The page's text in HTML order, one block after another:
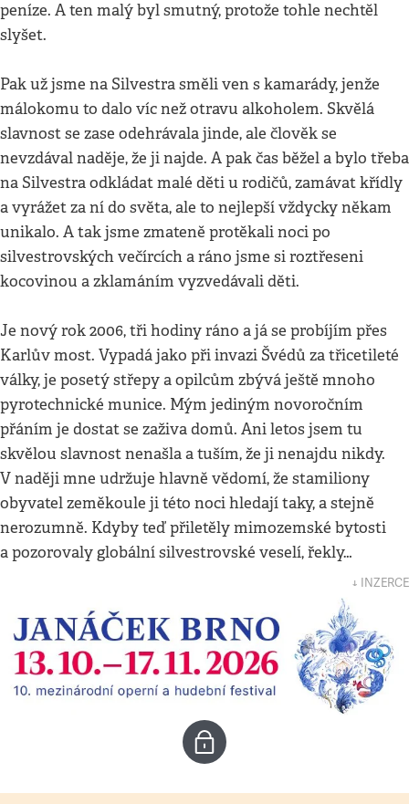
peníze. A ten malý byl smutný, protože tohle nechtěl
slyšet.
Pak už jsme na Silvestra směli ven s kamarády, jenže
málokomu to dalo víc než otravu alkoholem. Skvělá
slavnost se zase odehrávala jinde, ale člověk se
nevzdával naděje, že ji najde. A pak čas běžel a bylo třeba
na Silvestra odkládat malé děti u rodičů, zamávat křídly
a vyrážet za ní do světa, ale to nejlepší vždycky někam
unikalo. A tak jsme zmateně protěkali noci po
silvestrovských večírcích a ráno jsme si roztřeseni
kocovinou a zklamáním vyzvedávali děti.
Je nový rok 2006, tři hodiny ráno a já se probíjím přes
Karlův most. Vypadá jako při invazi Švédů za třicetileté
války, je posetý střepy a opilcům zbývá ještě mnoho
pyrotechnické munice. Mým jediným novoročním
přáním je dostat se zaživa domů. Ani letos jsem tu
skvělou slavnost nenašla a tuším, že ji nenajdu nikdy.
V naději mne udržuje hlavně vědomí, že stamiliony
obyvatel zeměkoule ji této noci hledají taky, a stejně
nerozumně. Kdyby teď přiletěly mimozemské bytosti
a pozorovaly globální silvestrovské veselí, řekly…
↓ INZERCE